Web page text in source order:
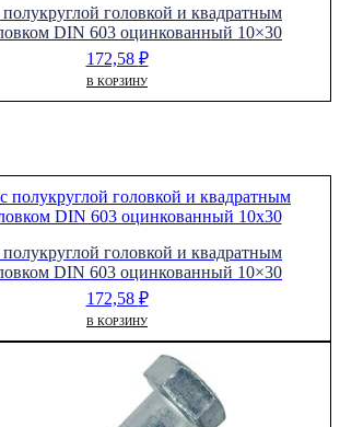
полукруглой головкой и квадратным
DIN 603 оцинкованный 10×30
172,58 ₽
В КОРЗИНУ
полукруглой головкой и квадратным
DIN 603 оцинкованный 10×30
172,58 ₽
В КОРЗИНУ